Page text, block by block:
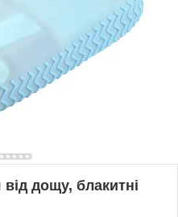
від дощу, блакитні